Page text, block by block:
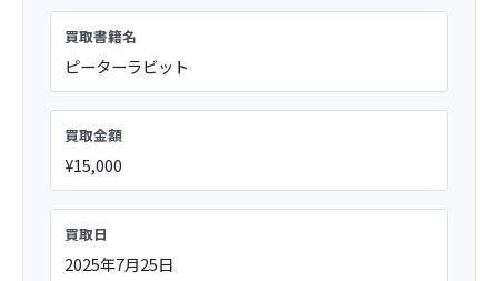
買取書籍名
ピーターラビット
買取金額
¥15,000
買取日
2025年7月25日